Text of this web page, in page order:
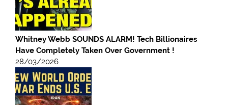
Whitney Webb SOUNDS ALARM! Tech Billionaires
Have Completely Taken Over Government !
28/03/2026